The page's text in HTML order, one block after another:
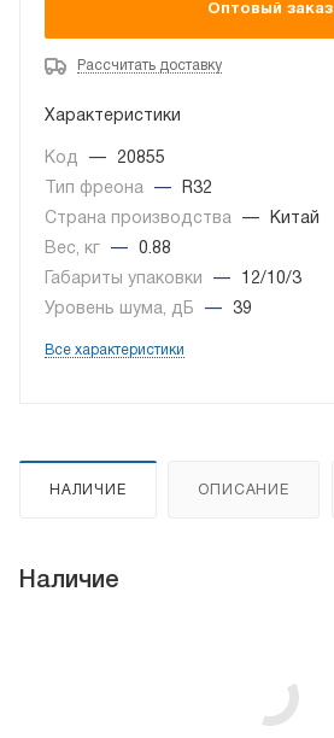
Оптовый заказ
Рассчитать доставку
Характеристики
Код —
20855
Тип фреона
—
R32
Страна производства
—
Китай
Вес, кг
—
0.88
Габариты упаковки
—
12/10/3
Уровень шума, дБ
— 39
Все характеристики
НАЛИЧИЕ ОПИСАНИЕ
Наличие